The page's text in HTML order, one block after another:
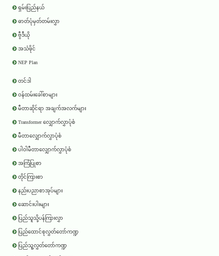
ရှမ်းပြည်နယ်
ဓာတ်ပုံမှတ်တမ်းလွှာ
ဗွီဒီယို
အသံဖိုင်
NEP Plan
တင်ဒါ
ဝန်ထမ်းခေါ်စာများ
မီတာဆိုင်ရာ အချက်အလက်များ
Transformer လျှောက်လွှာပုံစံ
မီတာလျှောက်လွှာပုံစံ
ပါဝါမီတာလျှောက်လွှာပုံစံ
အကြံပြုစာ
တိုင်ကြားစာ
နည်းပညာစာအုပ်များ
ဆောင်းပါးများ
ပြည်သူသို့ပန်ကြားလွှာ
ပြည်ထောင်စုလွှတ်တော်ကဏ္ဍ
ပြည်သူ့လွှတ်တော်ကဏ္ဍ